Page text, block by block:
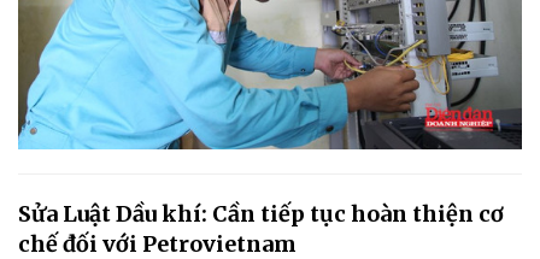
Sửa Luật Dầu khí: Cần tiếp tục hoàn thiện cơ
chế đối với Petrovietnam